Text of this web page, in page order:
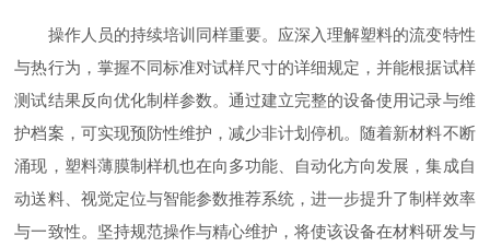
操作人员的持续培训同样重要。应深入理解塑料的流变特性
与热行为，掌握不同标准对试样尺寸的详细规定，并能根据试样
测试结果反向优化制样参数。通过建立完整的设备使用记录与维
护档案，可实现预防性维护，减少非计划停机。随着新材料不断
涌现，塑料薄膜制样机也在向多功能、自动化方向发展，集成自
动送料、视觉定位与智能参数推荐系统，进一步提升了制样效率
与一致性。坚持规范操作与精心维护，将使该设备在材料研发与